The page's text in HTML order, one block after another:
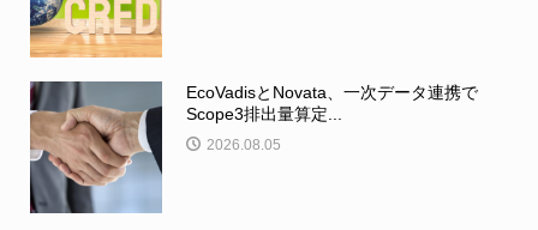
EcoVadisとNovata、一次データ連携で
Scope3排出量算定...
2026.08.05